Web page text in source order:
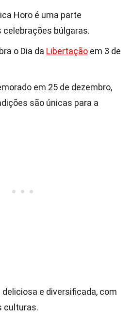
Horo é uma parte
búlgaras.
o Dia da Libertação em 3 de
em 25 de dezembro,
são únicas para a
e diversificada, com
culturas.